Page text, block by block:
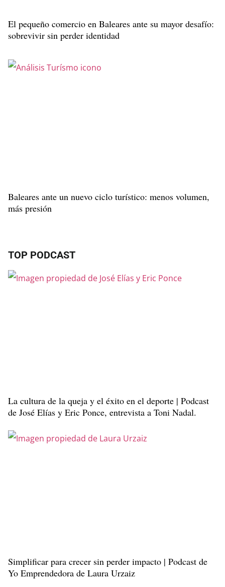
El pequeño comercio en Baleares ante su mayor desafío:
sobrevivir sin perder identidad
Baleares ante un nuevo ciclo turístico: menos volumen,
más presión
TOP PODCAST
La cultura de la queja y el éxito en el deporte | Podcast
de José Elías y Eric Ponce, entrevista a Toni Nadal.
Simplificar para crecer sin perder impacto | Podcast de
Yo Emprendedora de Laura Urzaiz